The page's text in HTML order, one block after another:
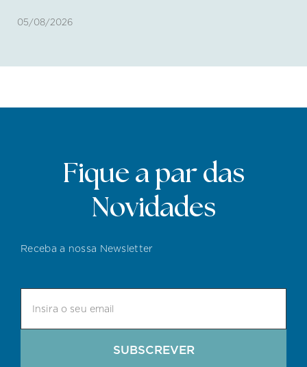
05/08/2026
Fique a par das
Novidades
Receba a nossa Newsletter
SUBSCREVER